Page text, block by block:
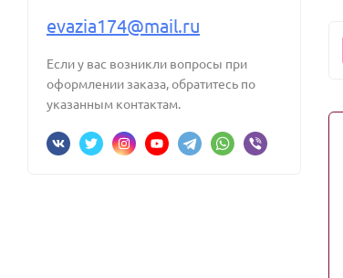
evazia174@mail.ru
Если у вас возникли вопросы при
оформлении заказа, обратитесь по
указанным контактам.